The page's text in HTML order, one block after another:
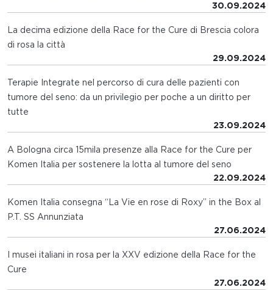
30.09.2024
La decima edizione della Race for the Cure di Brescia colora
di rosa la città
29.09.2024
Terapie Integrate nel percorso di cura delle pazienti con
tumore del seno: da un privilegio per poche a un diritto per
tutte
23.09.2024
A Bologna circa 15mila presenze alla Race for the Cure per
Komen Italia per sostenere la lotta al tumore del seno
22.09.2024
Komen Italia consegna “La Vie en rose di Roxy” in the Box al
P.T. SS Annunziata
27.06.2024
I musei italiani in rosa per la XXV edizione della Race for the
Cure
27.06.2024